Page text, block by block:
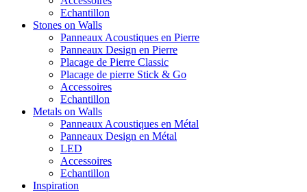
Echantillon
Stones on Walls
Panneaux Acoustiques en Pierre
Panneaux Design en Pierre
Placage de Pierre Classic
Placage de pierre Stick & Go
Accessoires
Echantillon
Metals on Walls
Panneaux Acoustiques en Métal
Panneaux Design en Métal
LED
Accessoires
Echantillon
Inspiration